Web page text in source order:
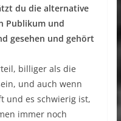
du die alternative
Publikum und
gesehen und gehört
billiger als die
und auch wenn
und es schwierig ist,
immer noch